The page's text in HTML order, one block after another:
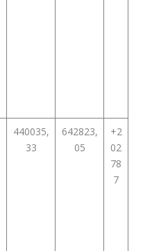
440035,
33
642823,
05
+2
02
78
7